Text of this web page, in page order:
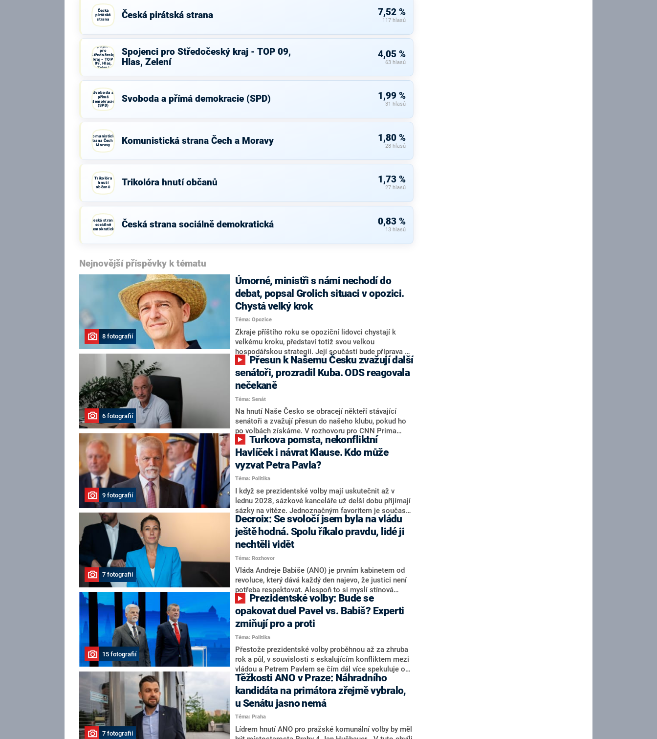
Česká
pirátská
strana
Česká pirátská strana 7,52 %
117 hlasů
Spojenci
pro
Středočeský
kraj - TOP
09, Hlas,
Zelení
Spojenci pro Středočeský kraj - TOP 09,
Hlas, Zelení
4,05 %
63 hlasů
Svoboda a
přímá
demokracie
(SPD)
Svoboda a přímá demokracie (SPD) 1,99 %
31 hlasů
Komunistická
strana Čech a
Moravy
Komunistická strana Čech a Moravy 1,80 %
28 hlasů
Trikolóra
hnutí
občanů
Trikolóra hnutí občanů 1,73 %
27 hlasů
Česká strana
sociálně
demokratická
Česká strana sociálně demokratická 0,83 %
13 hlasů
Nejnovější příspěvky k tématu
8 fotografií
Úmorné, ministři s námi nechodí do
debat, popsal Grolich situaci v opozici.
Chystá velký krok
Téma: Opozice
Zkraje příštího roku se opoziční lidovci chystají k
velkému kroku, představí totiž svou velkou
hospodářskou strategii. Její součástí bude příprava na
stárnutí populace, řekl ve středu na setkání s novináři
nový předseda lidovců Jan Grolich. Ten zároveň v
senátních volbách kandiduje ve Vyškově. Popsal i
aktivitu opozice, o níž vládní strany nebo političtí
komentátoři mluví jako o slabé a v defenzivě. „Je to
úmorná práce upozorňovat na chyby vlády. Ministři s
námi navíc nechodí do debat. Chceme ale ukazovat
svoje témata,“ odpověděl Grolich na dotaz CNN Prima
NEWS.
6 fotografií
senátoři, prozradil Kuba. ODS reagovala
nečekaně
Téma: Senát
Na hnutí Naše Česko se obracejí někteří stávající
senátoři a zvažují přesun do našeho klubu, pokud ho
po volbách získáme. V rozhovoru pro CNN Prima
NEWS to řekl zakladatel hnutí a jihočeský hejtman
Martin Kuba. Konkrétní nebyl, ale získat by takto mohl
například senátora Zdeňka Hrabu, který je dnes
součástí klubu ODS a TOP 09. Hraba to na dotaz
redakce nevyloučil. Předseda klubu senátorů ODS
Zdeněk Nytra redakci řekl, že počítá s odchodem
některých senátorů z klubu a že Naše Česko není
nepřítel, ale soupeř.
9 fotografií
Havlíček i návrat Klause. Kdo může
vyzvat Petra Pavla?
Téma: Politika
I když se prezidentské volby mají uskutečnit až v
lednu 2028, sázkové kanceláře už delší dobu přijímají
sázky na vítěze. Jednoznačným favoritem je současná
hlava státu Petr Pavel. Daleko za ním pak bookmakeři
zmiňují dva výrazné politiky ANO, tedy premiéra
Andreje Babiše a ministra průmyslu Karla Havlíčka.
Oblíbeným tipem samotných sázkařů je poslanec za
Motoristy Filip Turek. Politolog Jan Kubáček nicméně
o případné kandidatuře kohokoliv ze zmíněné trojice
značně pochybuje. Podle něj současná koalice dosud
nemá osobu, která by Pavlovi mohla konkurovat.
7 fotografií
Decroix: Se svoločí jsem byla na vládu
ještě hodná. Spolu říkalo pravdu, lidé ji
nechtěli vidět
Téma: Rozhovor
Vláda Andreje Babiše (ANO) je prvním kabinetem od
revoluce, který dává každý den najevo, že justici není
potřeba respektovat. Alespoň to si myslí stínová
ministryně spravedlnosti ODS Eva Decroix. V
rozhovoru pro CNN Prima NEWS si nebrala servítky
ohledně politického výkonu svého nástupce Jeronýma
Tejce (za ANO) či vládní zmocněnkyně pro lidská
práva Taťány Malé (ANO). Označením „svoloč“ na
adresu vlády prý byla ještě hodná. Decroix se také
vrátila k volební porážce koalice Spolu či promluvila o
hnutí Naše Česko Martina Kuby.
15 fotografií
opakovat duel Pavel vs. Babiš? Experti
zmiňují pro a proti
Téma: Politika
Přestože prezidentské volby proběhnou až za zhruba
rok a půl, v souvislosti s eskalujícím konfliktem mezi
vládou a Petrem Pavlem se čím dál více spekuluje o
tom, koho by do bitvy o Hrad mohla vyslat současná
koalice. Někteří političtí komentátoři znovu vytahují
jméno premiéra Andreje Babiše (ANO). Jak moc je
pravděpodobné, že se v prezidentských volbách 2028
bude znovu opakovat souboj z roku 2023?
7 fotografií
Těžkosti ANO v Praze: Náhradního
kandidáta na primátora zřejmě vybralo,
u Senátu jasno nemá
Téma: Praha
Lídrem hnutí ANO pro pražské komunální volby by měl